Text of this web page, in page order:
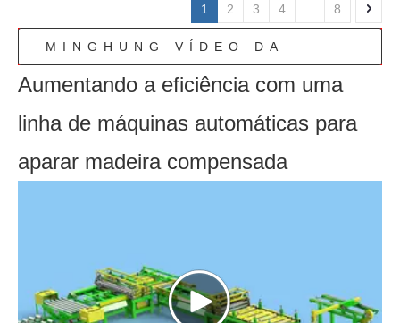
1 2 3 4 8
MINGHUNG VÍDEO DA
LINHA DE PRODUÇÃO
AUTOMÁTICA DE
COMPENSADO
Aumentando a eficiência com uma
linha de máquinas automáticas para
aparar madeira compensada